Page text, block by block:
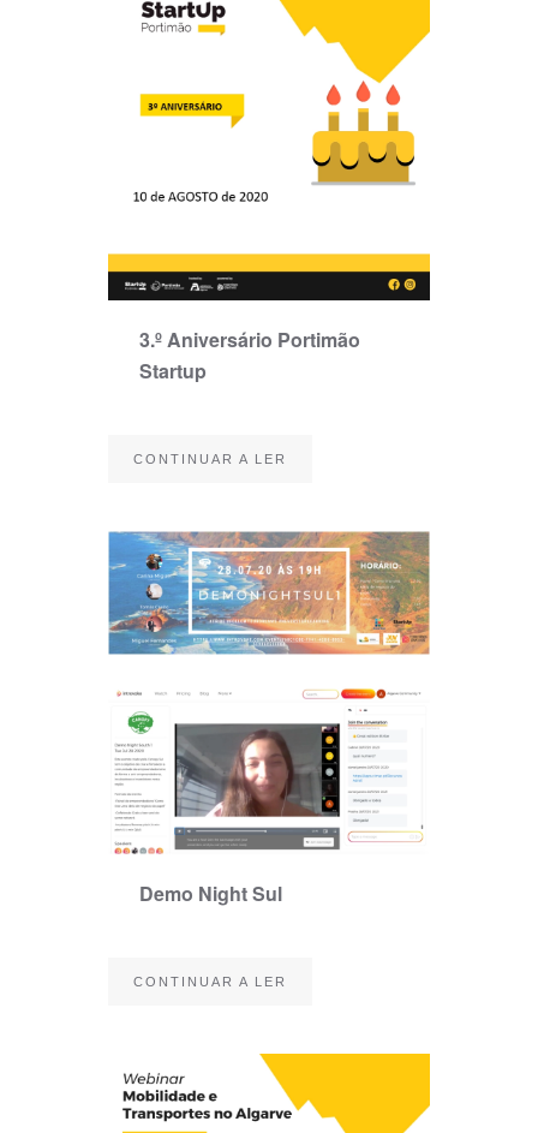
3.º Aniversário Portimão
Startup
CONTINUAR A LER
Demo Night Sul
CONTINUAR A LER